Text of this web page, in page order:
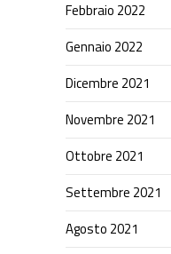
Febbraio 2022
Gennaio 2022
Dicembre 2021
Novembre 2021
Ottobre 2021
Settembre 2021
Agosto 2021